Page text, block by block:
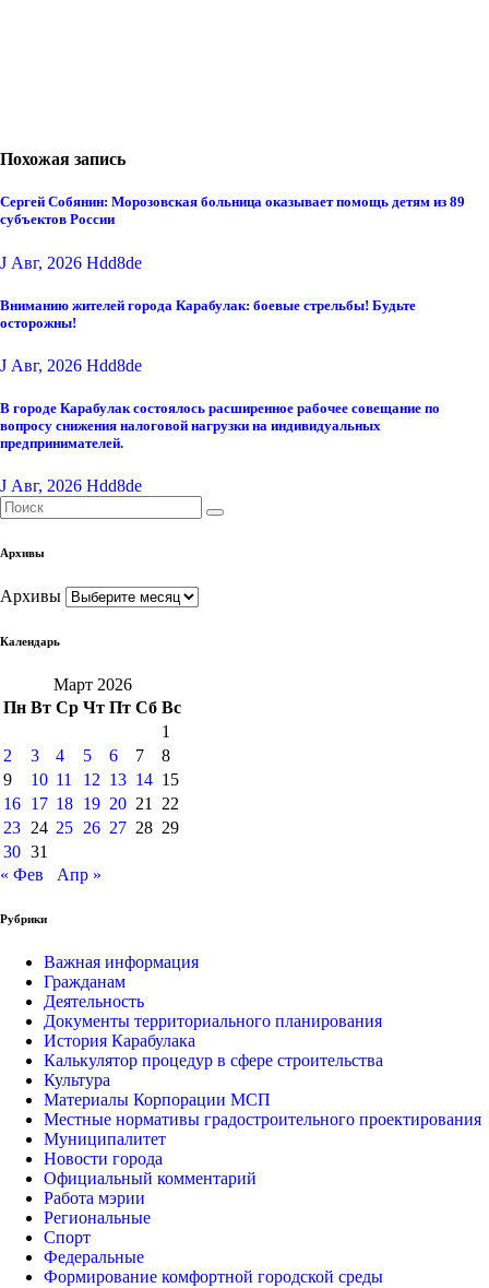
Похожая запись
Сергей Собянин: Морозовская больница оказывает помощь детям из 89
субъектов России
J Авг, 2026 Hdd8de
Вниманию жителей города Карабулак: боевые стрельбы! Будьте
осторожны!
J Авг, 2026 Hdd8de
В городе Карабулак состоялось расширенное рабочее совещание по
вопросу снижения налоговой нагрузки на индивидуальных
предпринимателей.
J Авг, 2026 Hdd8de
Архивы
Архивы
Календарь
Март 2026
Пн Вт Ср Чт Пт Сб Вс
1
2
3 4 5 6 7
8
9
10 11 12 13 14 15
16 17 18 19 20 21
22
23 24 25 26 27 28 29
30 31
« Фев
Апр »
Рубрики
Важная информация
Гражданам
Деятельность
Документы территориального планирования
История Карабулака
Калькулятор процедур в сфере строительства
Культура
Материалы Корпорации МСП
Местные нормативы градостроительного проектирования
Муниципалитет
Новости города
Официальный комментарий
Работа мэрии
Региональные
Спорт
Федеральные
Формирование комфортной городской среды